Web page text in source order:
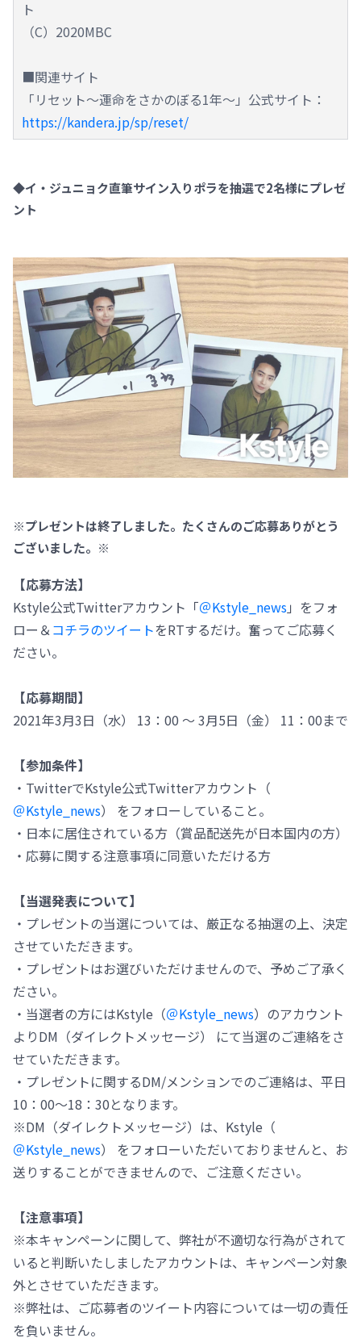
ト
（C）2020MBC
■関連サイト
「リセット～運命をさかのぼる1年～」公式サイト：
https://kandera.jp/sp/reset/
◆イ・ジュニョク直筆サイン入りポラを抽選で2名様にプレゼ
ント
※プレゼントは終了しました。たくさんのご応募ありがとう
ございました。※
【応募方法】
Kstyle公式Twitterアカウント「＠Kstyle_news」をフォ
ロー＆ コチラのツイートをRTするだけ。奮ってご応募く
ださい。
【応募期間】
2021年3月3日（水） 13：00 ～ 3月5日（金） 11：00まで
【参加条件】
・TwitterでKstyle公式Twitterアカウント（
＠Kstyle_news） をフォローしていること。
・日本に居住されている方（賞品配送先が日本国内の方）
・応募に関する注意事項に同意いただける方
【当選発表について】
・プレゼントの当選については、厳正なる抽選の上、決定
させていただきます。
・プレゼントはお選びいただけませんので、予めご了承く
ださい。
・当選者の方にはKstyle（＠Kstyle_news）のアカウント
よりDM（ダイレクトメッセージ） にて当選のご連絡をさ
せていただきます。
・プレゼントに関するDM/メンションでのご連絡は、平日
10：00～18：30となります。
※DM（ダイレクトメッセージ）は、Kstyle（
＠Kstyle_news） をフォローいただいておりませんと、お
送りすることができませんので、ご注意ください。
【注意事項】
※本キャンペーンに関して、弊社が不適切な行為がされて
いると判断いたしましたアカウントは、キャンペーン対象
外とさせていただきます。
※弊社は、ご応募者のツイート内容については一切の責任
を負いません。